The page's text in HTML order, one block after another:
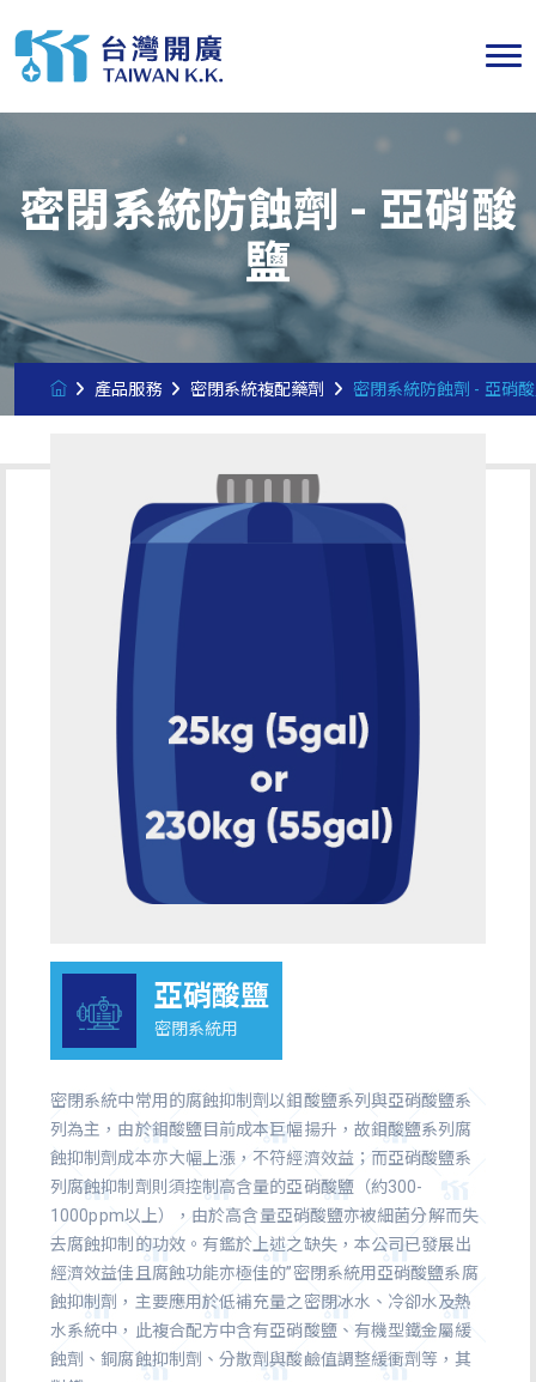
密閉系統防蝕劑 - 亞硝酸
鹽
產品服務 密閉系統複配藥劑 密閉系統防蝕劑 - 亞硝
亞硝酸鹽
密閉系統用
密閉系統中常用的腐蝕抑制劑以鉬酸鹽系列與亞硝酸鹽系
列為主，由於鉬酸鹽目前成本巨幅揚升，故鉬酸鹽系列腐
蝕抑制劑成本亦大幅上漲，不符經濟效益；而亞硝酸鹽系
列腐蝕抑制劑則須控制高含量的亞硝酸鹽（約300-
1000ppm以上），由於高含量亞硝酸鹽亦被細菌分解而失
去腐蝕抑制的功效。有鑑於上述之缺失，本公司已發展出
經濟效益佳且腐蝕功能亦極佳的”密閉系統用亞硝酸鹽系腐
蝕抑制劑，主要應用於低補充量之密閉冰水、冷卻水及熱
水系統中，此複合配方中含有亞硝酸鹽、有機型鐵金屬緩
蝕劑、銅腐蝕抑制劑、分散劑與酸鹼值調整緩衝劑等，其